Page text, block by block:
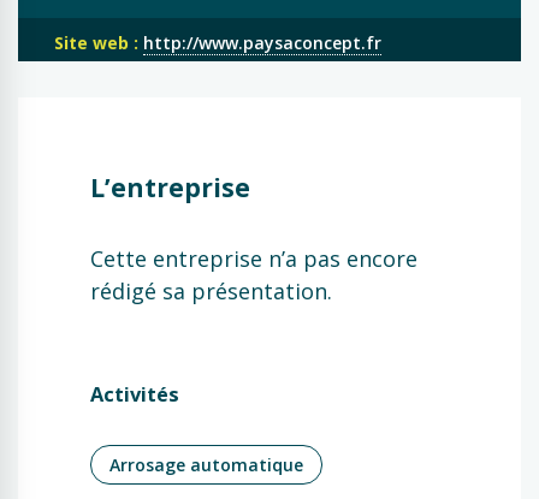
Site web : http://www.paysaconcept.fr
L’entreprise
Cette entreprise n’a pas encore
rédigé sa présentation.
Activités
Arrosage automatique